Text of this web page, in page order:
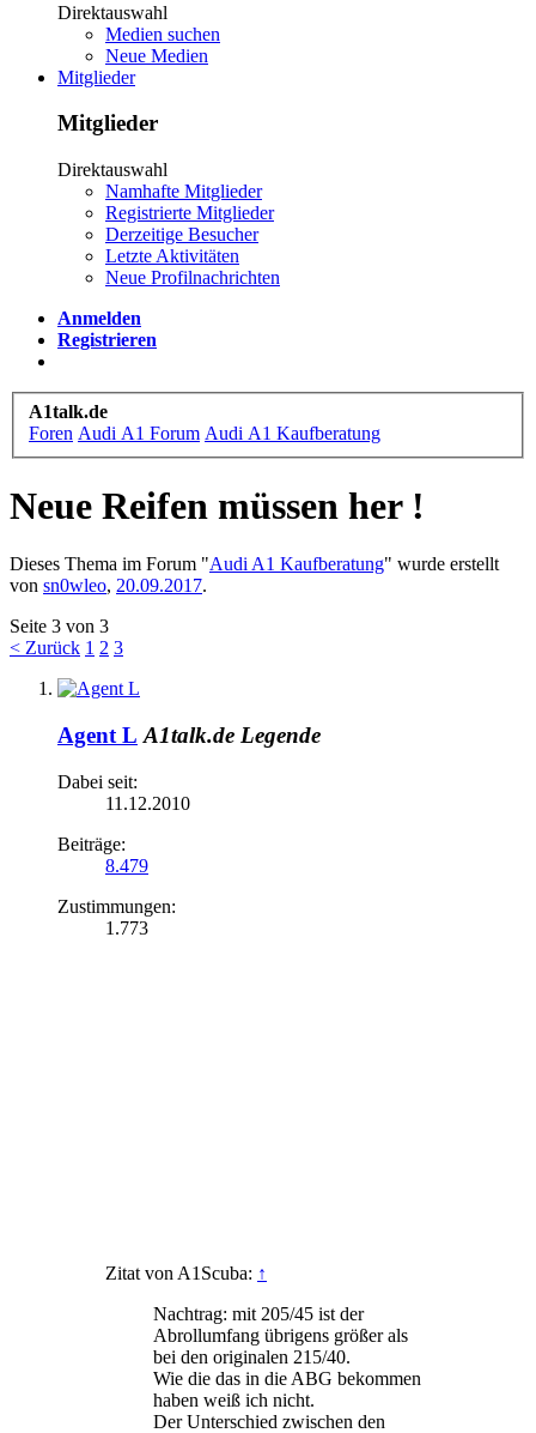
Direktauswahl
Medien suchen
Neue Medien
Mitglieder
Mitglieder
Direktauswahl
Namhafte Mitglieder
Registrierte Mitglieder
Derzeitige Besucher
Letzte Aktivitäten
Neue Profilnachrichten
Anmelden
Registrieren
A1talk.de
Foren Audi A1 Forum Audi A1 Kaufberatung
Neue Reifen müssen her !
Dieses Thema im Forum "Audi A1 Kaufberatung" wurde erstellt
von sn0wleo, 20.09.2017.
Seite 3 von 3
< Zurück 1 2 3
Agent L A1talk.de Legende
Dabei seit:
11.12.2010
Beiträge:
8.479
Zustimmungen:
1.773
Zitat von A1Scuba: ↑
Nachtrag: mit 205/45 ist der
Abrollumfang übrigens größer als
bei den originalen 215/40.
Wie die das in die ABG bekommen
haben weiß ich nicht.
Der Unterschied zwischen den